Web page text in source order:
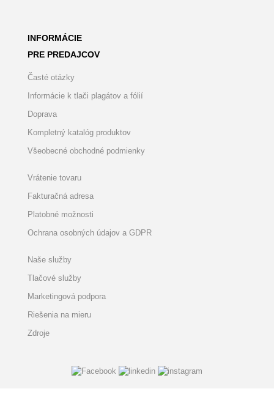
INFORMÁCIE
PRE PREDAJCOV
Časté otázky
Informácie k tlači plagátov a fólií
Doprava
Kompletný katalóg produktov
Všeobecné obchodné podmienky
Vrátenie tovaru
Fakturačná adresa
Platobné možnosti
Ochrana osobných údajov a GDPR
Naše služby
Tlačové služby
Marketingová podpora
Riešenia na mieru
Zdroje